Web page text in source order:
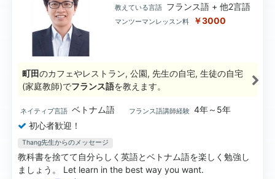
教えている言語 フランス語 + 他2言語
マンツーマンレッスン料 ￥3000
町田のカフェやレストラン, 公園, 先生の自宅, 生徒の自宅
(家庭教師)でフランス語を教えます。
ネイティブ言語 ベトナム語 フランス語講師経験 4年～5年
初心者歓迎！
Thang先生からのメッセージ
教科書を捨てて自分らしく英語とベトナム語を楽しく勉強し
ましょう。 Let learn in the best way you want.